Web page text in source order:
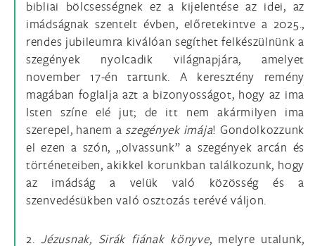
bibliai bölcsességnek ez a kijelentése az idei, az
imádságnak szentelt évben, előretekintve a 2025.,
rendes jubileumra kiválóan segíthet felkészülnünk a
szegények nyolcadik világnapjára, amelyet
november 17-én tartunk. A keresztény remény
magában foglalja azt a bizonyosságot, hogy az ima
Isten színe elé jut; de itt nem akármilyen ima
szerepel, hanem a szegények imája! Gondolkozzunk
el ezen a szón, „olvassunk” a szegények arcán és
történeteiben, akikkel korunkban találkozunk, hogy
az imádság a velük való közösség és a
szenvedésükben való osztozás terévé váljon.
2.Jézusnak, Sirák fiának könyve, melyre utalunk,